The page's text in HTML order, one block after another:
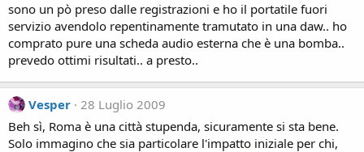
sono un pò preso dalle registrazioni e ho il portatile fuori
servizio avendolo repentinamente tramutato in una daw.. ho
comprato pure una scheda audio esterna che è una bomba..
prevedo ottimi risultati.. a presto..
Vesper 28 Luglio 2009
Beh sì, Roma è una città stupenda, sicuramente si sta bene.
Solo immagino che sia particolare l'impatto iniziale per chi,